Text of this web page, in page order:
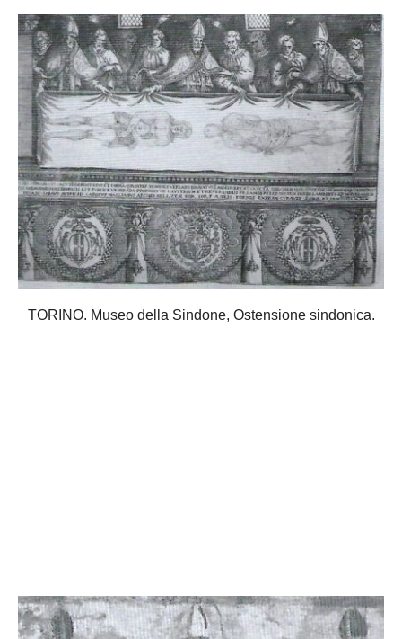
TORINO. Museo della Sindone, Ostensione sindonica.